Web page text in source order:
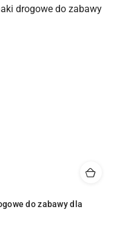
do zabawy dla